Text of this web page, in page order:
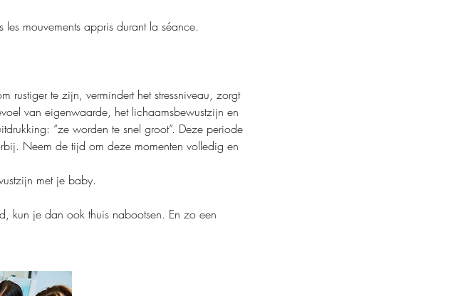
mouvements appris durant la séance.
rustiger te zijn, vermindert het stressniveau, zorgt
van eigenwaarde, het lichaamsbewustzijn en
“ze worden te snel groot”. Deze periode
Neem de tijd om deze momenten volledig en
met je baby.
kun je dan ook thuis nabootsen. En zo een